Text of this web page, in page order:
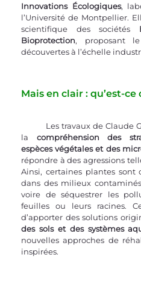
Innovations Écologiques,
l’Université de Montpellier.
scientifique des sociétés
Bioprotection, proposant
découvertes à l’échelle
Mais en clair : qu’est-
la compréhension des
espèces végétales et des
répondre à des agressions
Ainsi, certaines plantes sont
dans des milieux
voire de séquestrer les
feuilles ou leurs racines.
d’apporter des solutions
des sols et des systèmes
nouvelles approches de
inspirées.